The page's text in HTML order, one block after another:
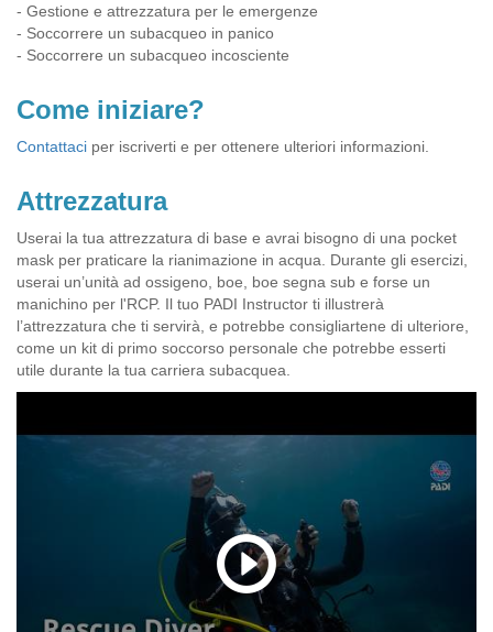
- Gestione e attrezzatura per le emergenze
- Soccorrere un subacqueo in panico
- Soccorrere un subacqueo incosciente
Come iniziare?
Contattaci per iscriverti e per ottenere ulteriori informazioni.
Attrezzatura
Userai la tua attrezzatura di base e avrai bisogno di una pocket
mask per praticare la rianimazione in acqua. Durante gli esercizi,
userai un’unità ad ossigeno, boe, boe segna sub e forse un
manichino per l'RCP. Il tuo PADI Instructor ti illustrerà
l’attrezzatura che ti servirà, e potrebbe consigliartene di ulteriore,
come un kit di primo soccorso personale che potrebbe esserti
utile durante la tua carriera subacquea.